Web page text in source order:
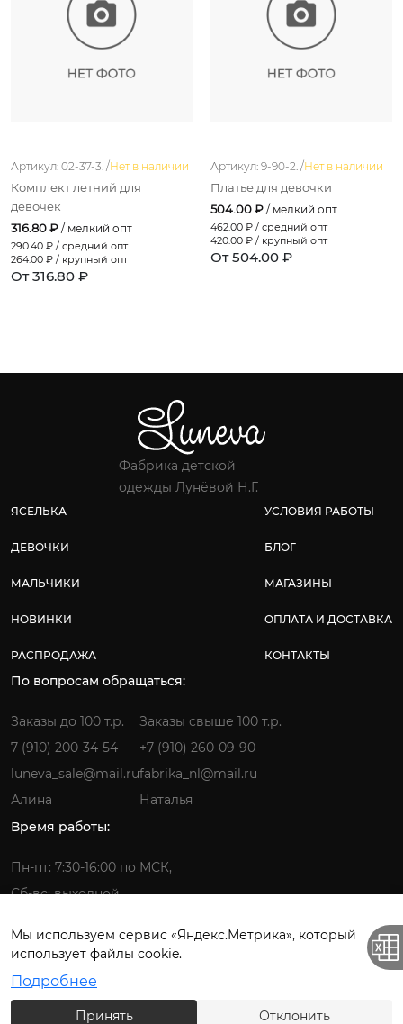
Артикул: 02-37-3. /Нет в наличии
Комплект летний для
девочек
316.80 ₽ / мелкий опт
290.40 ₽ / средний опт
264.00 ₽ / крупный опт
От 316.80 ₽
Артикул: 9-90-2. /Нет в наличии
Платье для девочки
504.00 ₽ / мелкий опт
462.00 ₽ / средний опт
420.00 ₽ / крупный опт
От 504.00 ₽
Фабрика детской
одежды Лунёвой Н.Г.
ЯСЕЛЬКА
ДЕВОЧКИ
МАЛЬЧИКИ
НОВИНКИ
РАСПРОДАЖА
УСЛОВИЯ РАБОТЫ
БЛОГ
МАГАЗИНЫ
ОПЛАТА И ДОСТАВКА
КОНТАКТЫ
По вопросам обращаться:
Заказы до 100 т.р.
7 (910) 200-34-54
luneva_sale@mail.ru
Алина
Заказы свыше 100 т.р.
+7 (910) 260-09-90
fabrika_nl@mail.ru
Наталья
Время работы:
Пн-пт: 7:30-16:00 по МСК,
Сб-вс: выходной
Фабрика детской одежды © 2026.
Мы используем сервис «Яндекс.Метрика», который
использует файлы cookie.
Подробнее
Принять Отклонить